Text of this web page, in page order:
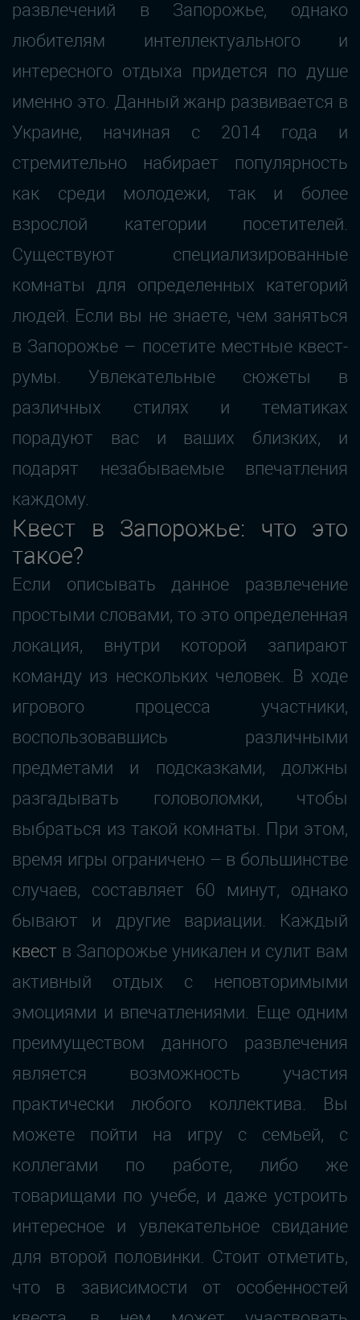
развлечений в Запорожье, однако
любителям интеллектуального и
интересного отдыха придется по душе
именно это. Данный жанр развивается в
Украине, начиная с 2014 года и
стремительно набирает популярность
как среди молодежи, так и более
взрослой категории посетителей.
Существуют специализированные
комнаты для определенных категорий
людей. Если вы не знаете, чем заняться
в Запорожье – посетите местные квест-
румы. Увлекательные сюжеты в
различных стилях и тематиках
порадуют вас и ваших близких, и
подарят незабываемые впечатления
каждому.
Квест в Запорожье: что это
такое?
Если описывать данное развлечение
простыми словами, то это определенная
локация, внутри которой запирают
команду из нескольких человек. В ходе
игрового процесса участники,
воспользовавшись различными
предметами и подсказками, должны
разгадывать головоломки, чтобы
выбраться из такой комнаты. При этом,
время игры ограничено – в большинстве
случаев, составляет 60 минут, однако
бывают и другие вариации. Каждый
квест в Запорожье уникален и сулит вам
активный отдых с неповторимыми
эмоциями и впечатлениями. Еще одним
преимуществом данного развлечения
является возможность участия
практически любого коллектива. Вы
можете пойти на игру с семьей, с
коллегами по работе, либо же
товарищами по учебе, и даже устроить
интересное и увлекательное свидание
для второй половинки. Стоит отметить,
что в зависимости от особенностей